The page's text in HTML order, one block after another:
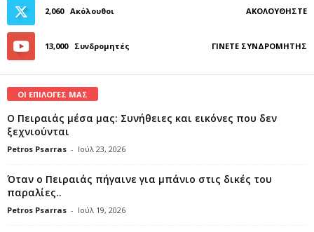
2,060 Ακόλουθοι ΑΚΟΛΟΥΘΉΣΤΕ
13,000 Συνδρομητές ΓΊΝΕΤΕ ΣΥΝΔΡΟΜΗΤΉΣ
ΟΙ ΕΠΙΛΟΓΕΣ ΜΑΣ
Ο Πειραιάς μέσα μας: Συνήθειες και εικόνες που δεν
ξεχνιούνται
Petros Psarras - Ιούλ 23, 2026
Όταν ο Πειραιάς πήγαινε για μπάνιο στις δικές του
παραλίες..
Petros Psarras - Ιούλ 19, 2026